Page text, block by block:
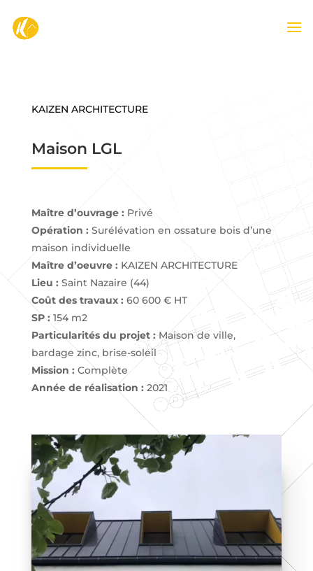
KAIZEN ARCHITECTURE
Maison LGL
Maître d’ouvrage : Privé
Opération : Surélévation en ossature bois d’une
maison individuelle
Maître d’oeuvre : KAIZEN ARCHITECTURE
Lieu : Saint Nazaire (44)
Coût des travaux : 60 600 € HT
SP : 154 m2
Particularités du projet :Maison de ville,
bardage zinc, brise-soleil
Mission : Complète
Année de réalisation : 2021